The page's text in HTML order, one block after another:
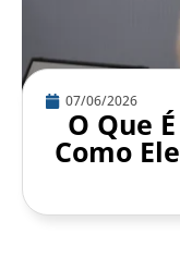
07/06/2026
O Que
Como